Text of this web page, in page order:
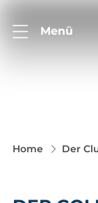
Menü
Home Der